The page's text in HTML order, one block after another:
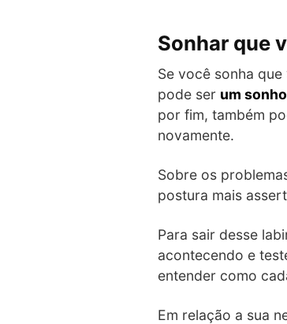
Sonhar que
Se você sonha
pode ser um
por fim, também
novamente.
Sobre os
postura mais
Para sair desse
acontecendo e
entender como
Em relação a sua